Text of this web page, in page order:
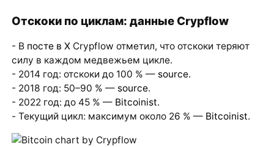
Отскоки по циклам: данные Crypflow
- В посте в XCrypflow отметил, что отскоки теряют
силу в каждом медвежьем цикле.
- 2014 год: отскоки до 100 % — source.
- 2018 год: 50–90 % — source.
- 2022 год: до 45 % — Bitcoinist.
- Текущий цикл: максимум около 26 % — Bitcoinist.